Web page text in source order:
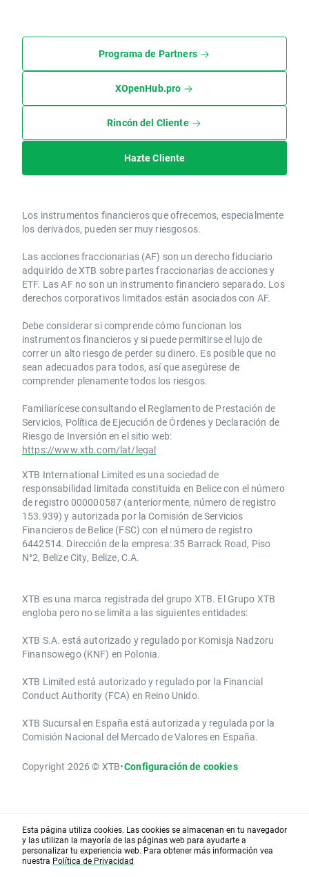
Programa de Partners
XOpenHub.pro
Rincón del Cliente
Hazte Cliente
Los instrumentos financieros que ofrecemos, especialmente
los derivados, pueden ser muy riesgosos.
Las acciones fraccionarias (AF) son un derecho fiduciario
adquirido de XTB sobre partes fraccionarias de acciones y
ETF. Las AF no son un instrumento financiero separado. Los
derechos corporativos limitados están asociados con AF.
Debe considerar si comprende cómo funcionan los
instrumentos financieros y si puede permitirse el lujo de
correr un alto riesgo de perder su dinero. Es posible que no
sean adecuados para todos, así que asegúrese de
comprender plenamente todos los riesgos.
Familiarícese consultando el Reglamento de Prestación de
Servicios, Política de Ejecución de Órdenes y Declaración de
Riesgo de Inversión en el sitio web:
https://www.xtb.com/lat/legal
XTB International Limited es una sociedad de
responsabilidad limitada constituida en Belice con el número
de registro 000000587 (anteriormente, número de registro
153.939) y autorizada por la Comisión de Servicios
Financieros de Belice (FSC) con el número de registro
6442514. Dirección de la empresa: 35 Barrack Road, Piso
N°2, Belize City, Belize, C.A.
​​XTB es una marca registrada del grupo XTB. El Grupo XTB
engloba pero no se limita a las siguientes entidades:
XTB S.A.​ está autorizado y regulado por Komisja Nadzoru
Finansowego (KNF) ​en Polonia.
XTB Limited ​está autorizado y regulado por la ​Financial
Conduct Authority ​(FCA) en ​​Reino Unido.
XTB Sucursal en España está autorizada y regulada por la
Comisión Nacional del Mercado de Valores en España.
Copyright 2026 © XTB•Configuración de cookies
Esta página utiliza cookies. Las cookies se almacenan en tu navegador
y las utilizan la mayoría de las páginas web para ayudarte a
personalizar tu experiencia web. Para obtener más información vea
nuestra Política de Privacidad